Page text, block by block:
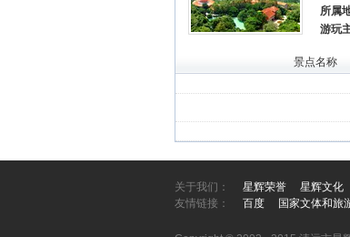
所属
游玩
景点名称
关于我们： 星辉荣誉 星辉文化
友情链接：
百度 国家文体和旅